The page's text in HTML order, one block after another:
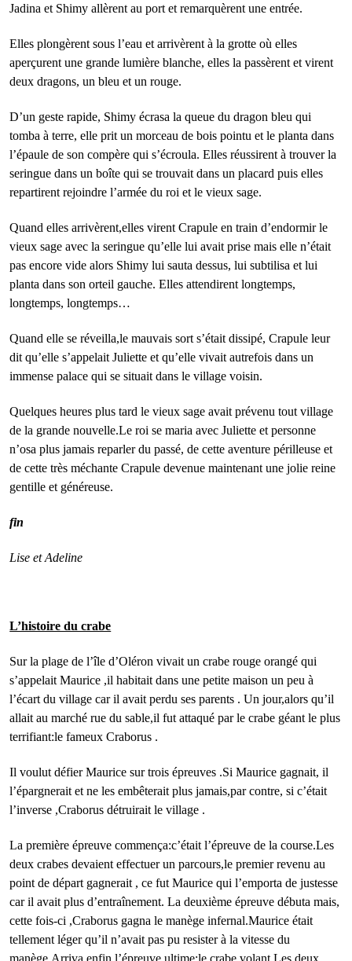
Jadina et Shimy allèrent au port et remarquèrent une entrée.
Elles plongèrent sous l’eau et arrivèrent à la grotte où elles
aperçurent une grande lumière blanche, elles la passèrent et virent
deux dragons, un bleu et un rouge.
D’un geste rapide, Shimy écrasa la queue du dragon bleu qui
tomba à terre, elle prit un morceau de bois pointu et le planta dans
l’épaule de son compère qui s’écroula. Elles réussirent à trouver la
seringue dans un boîte qui se trouvait dans un placard puis elles
repartirent rejoindre l’armée du roi et le vieux sage.
Quand elles arrivèrent,elles virent Crapule en train d’endormir le
vieux sage avec la seringue qu’elle lui avait prise mais elle n’était
pas encore vide alors Shimy lui sauta dessus, lui subtilisa et lui
planta dans son orteil gauche. Elles attendirent longtemps,
longtemps, longtemps…
Quand elle se réveilla,le mauvais sort s’était dissipé, Crapule leur
dit qu’elle s’appelait Juliette et qu’elle vivait autrefois dans un
immense palace qui se situait dans le village voisin.
Quelques heures plus tard le vieux sage avait prévenu tout village
de la grande nouvelle.Le roi se maria avec Juliette et personne
n’osa plus jamais reparler du passé, de cette aventure périlleuse et
de cette très méchante Crapule devenue maintenant une jolie reine
gentille et généreuse.
fin
Lise et Adeline
L’histoire du crabe
Sur la plage de l’île d’Oléron vivait un crabe rouge orangé qui
s’appelait Maurice ,il habitait dans une petite maison un peu à
l’écart du village car il avait perdu ses parents . Un jour,alors qu’il
allait au marché rue du sable,il fut attaqué par le crabe géant le plus
terrifiant:le fameux Craborus .
Il voulut défier Maurice sur trois épreuves .Si Maurice gagnait, il
l’épargnerait et ne les embêterait plus jamais,par contre, si c’était
l’inverse ,Craborus détruirait le village .
La première épreuve commença:c’était l’épreuve de la course.Les
deux crabes devaient effectuer un parcours,le premier revenu au
point de départ gagnerait , ce fut Maurice qui l’emporta de justesse
car il avait plus d’entraînement. La deuxième épreuve débuta mais,
cette fois-ci ,Craborus gagna le manège infernal.Maurice était
tellement léger qu’il n’avait pas pu resister à la vitesse du
manège.Arriva enfin l’épreuve ultime:le crabe volant.Les deux